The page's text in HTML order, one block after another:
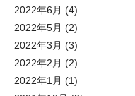
2022年6月 (4)
2022年5月 (2)
2022年3月 (3)
2022年2月 (2)
2022年1月 (1)